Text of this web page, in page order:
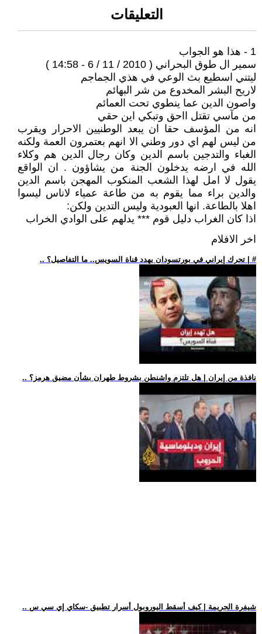
التعليقات
1 - هذا هو الجواب
سمير ال طوق البحراني ( 2010 / 11 / 6 - 14:58 )
ليتني اسطيع بث الوعي في هذي الجماجم
لاريح البشر المخدوع من شر البهائم
واصون الدين عما ينطوي تحت العمائم
من مآسي تقتل ااحق وتبكي اين حقي
انه من المؤسف حقا ان يبعد الوطنيين الاحرار ويقرب
من ليس لهم اي دور وطني الا انهم بعتمرون العمة ولكنه
الغباء والتدجين باسم الدين وكان رجال الدين هم وكلاء
الله في ارضه يدخلون الجنة من يشاؤون . ان الواقع
يقول لا امل لهذا الشعب المنكوب المهجن باسم الدين
والدين براء مما يقوم به من طاعة عمياء لاناس ليسوا
اهلا بالطاعة. انها العبودية وليس التدين ولكن:
اذا كان الغراب دليل قوم *** يدلهم على الوادي الخراب
اخر الافلام
.. تحرك إيراني في بورتسودان يهدد قناة السويس.. ما التفاصيل؟ | #
.. نافذة من إيران | هل تلتزم واشنطن بشروط طهران بشأن مضيق هرمز؟
.. شيفرة الجريمة | كيف أسقط اليوروبول أسرار تطبيق -سكاي إي سي س